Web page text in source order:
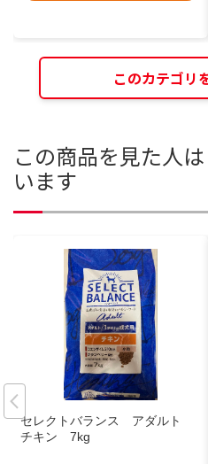
このカテゴリ
この商品を見た人
います
セレクトバランス アダルト
チキン 7kg